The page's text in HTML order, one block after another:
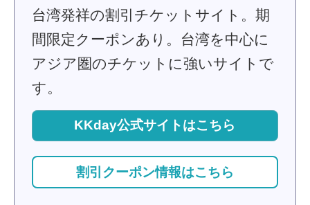
台湾発祥の割引チケットサイト。期
間限定クーポンあり。台湾を中心に
アジア圏のチケットに強いサイトで
す。
KKday公式サイトはこちら
割引クーポン情報はこちら